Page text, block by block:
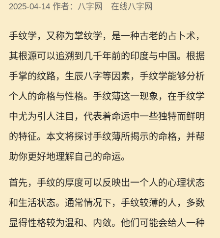
2025-04-14 作者：八字网 在线八字网
手纹学，又称为掌纹学，是一种古老的占卜术，
其根源可以追溯到几千年前的印度与中国。根据
手掌的纹路，生辰八字等因素，手纹学能够分析
个人的命格与性格。手纹薄这一现象，在手纹学
中尤为引人注目，代表着命运中一些独特而鲜明
的特征。本文将探讨手纹薄所揭示的命格，并帮
助你更好地理解自己的命运。
首先，手纹的厚度可以反映出一个人的心理状态
和生活状态。通常情况下，手纹较薄的人，多数
显得性格较为温和、内敛。他们可能会给人一种